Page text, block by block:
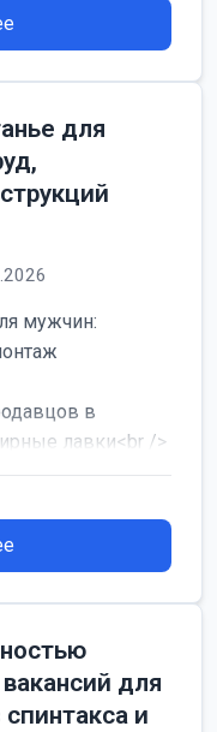
для
мужчин:
в
лавки<br />
для
и